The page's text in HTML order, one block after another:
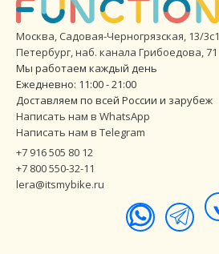
Москва, Садовая-Черногрязская, 13/3с1
Петербург,наб. канала Грибоедова, 71
Мы работаем каждый день
Ежедневно: 11:00 - 21:00
Доставляем по всей России и зарубеж
Написать нам в WhatsApp
Написать нам в Telegram
+7 916 505 80 12
+7 800 550-32-11
lera@itsmybike.ru